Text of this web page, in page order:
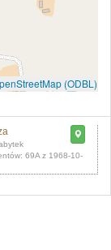
(ODBL)
69A z 1968-10-